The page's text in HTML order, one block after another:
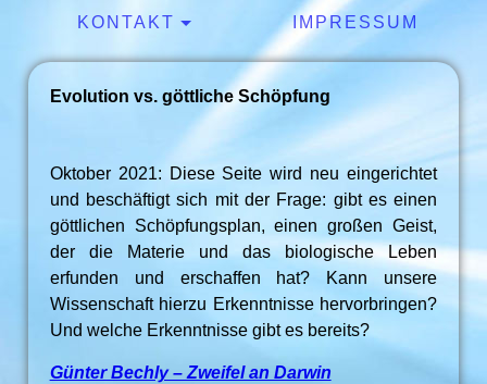
KONTAKT
IMPRESSUM
Evolution vs. göttliche Schöpfung
Oktober 2021: Diese Seite wird neu eingerichtet
und beschäftigt sich mit der Frage: gibt es einen
göttlichen Schöpfungsplan, einen großen Geist,
der die Materie und das biologische Leben
erfunden und erschaffen hat? Kann unsere
Wissenschaft hierzu Erkenntnisse hervorbringen?
Und welche Erkenntnisse gibt es bereits?
Günter Bechly – Zweifel an Darwin